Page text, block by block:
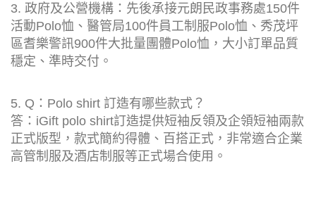
3. 政府及公營機構：先後承接元朗民政事務處150件
活動Polo恤、醫管局100件員工制服Polo恤、秀茂坪
區耆樂警訊900件大批量團體Polo恤，大小訂單品質
穩定、準時交付。
5. Q：Polo shirt 訂造有哪些款式？
答：iGift polo shirt訂造提供短袖反領及企領短袖兩款
正式版型，款式簡約得體、百搭正式，非常適合企業
高管制服及酒店制服等正式場合使用。